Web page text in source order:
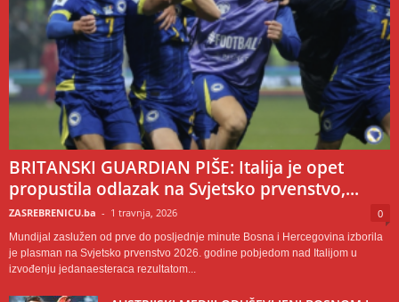
BRITANSKI GUARDIAN PIŠE: Italija je opet
propustila odlazak na Svjetsko prvenstvo,...
ZASREBRENICU.ba - 1 travnja, 2026 0
Mundijal zaslužen od prve do posljednje minute Bosna i Hercegovina izborila
je plasman na Svjetsko prvenstvo 2026. godine pobjedom nad Italijom u
izvođenju jedanaesteraca rezultatom...